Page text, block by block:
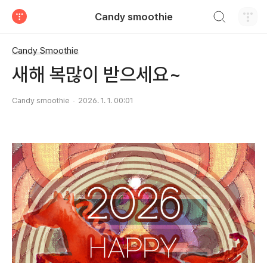
Candy smoothie
Candy Smoothie
새해 복많이 받으세요~
Candy smoothie 2026. 1. 1. 00:01